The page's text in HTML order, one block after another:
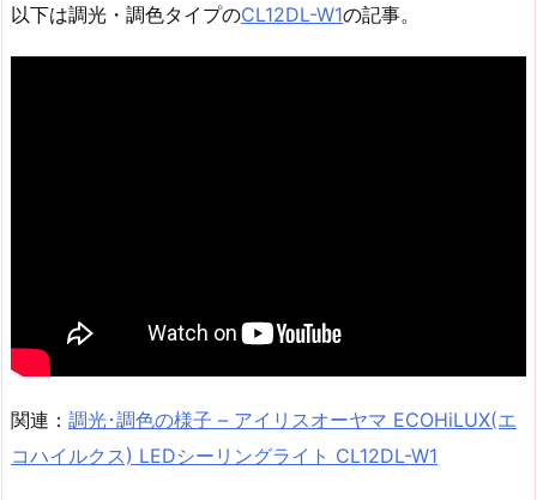
以下は調光・調色タイプのCL12DL-W1の記事。
関連： 調光･調色の様子 – アイリスオーヤマ ECOHiLUX(エ
コハイルクス) LEDシーリングライト CL12DL-W1